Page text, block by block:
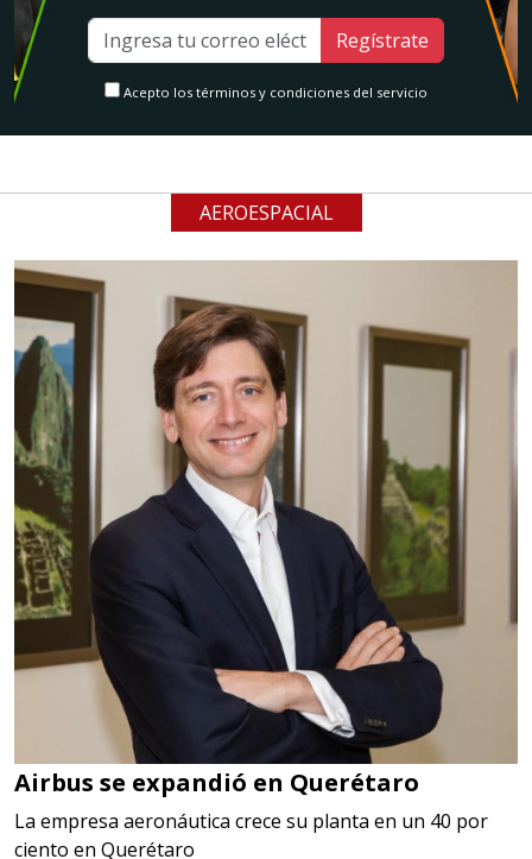
Regístrate
Acepto los términos y condiciones del servicio
AEROESPACIAL
Airbus se expandió en Querétaro
La empresa aeronáutica crece su planta en un 40 por
ciento en Querétaro